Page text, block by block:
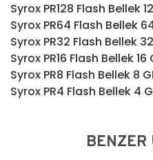
Syrox PR128 Flash Bellek
Syrox PR64 Flash Bellek
Syrox PR32 Flash Bellek
Syrox PR16 Flash Bellek 16
Syrox PR8 Flash Bellek 8
Syrox PR4 Flash Bellek 4
BENZER